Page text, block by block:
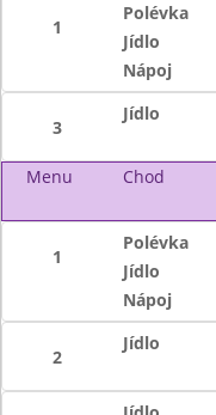
1
Polévka
Jídlo
Nápoj
3
Jídlo
Menu Chod
1
Polévka
Jídlo
Nápoj
2
Jídlo